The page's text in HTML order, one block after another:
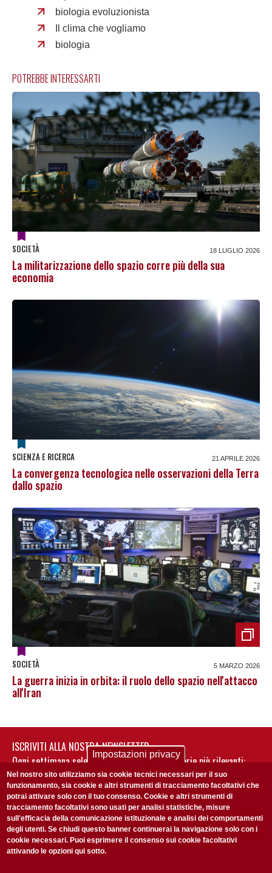
biologia evoluzionista
Il clima che vogliamo
biologia
POTREBBE INTERESSARTI
SOCIETÀ 18 LUGLIO 2026
La militarizzazione dello spazio corre più della sua
economia
SCIENZA E RICERCA 21 APRILE 2026
La convergenza tecnologica nelle osservazioni della Terra
dallo spazio
SOCIETÀ 5 MARZO 2026
La guerra inizia in orbita: il ruolo dello spazio nell'attacco
all'Iran
ISCRIVITI ALLA NOSTRA NEWSLETTER
Ogni settimana selezioniamo per te nostre storie più rilevanti:
non perderti gli aggiornamenti della nostra newsletter
Accetto laPrivacy Policy
Impostazioni privacy
Nel nostro sito utilizziamo sia cookie tecnici necessari per il suo
funzionamento, sia cookie e altri strumenti di tracciamento facoltativi che
potrai attivare solo con il tuo consenso. Cookie e altri strumenti di
tracciamento facoltativi sono usati per analisi statistiche, misure
sull'efficacia della comunicazione istituzionale e analisi dei comportamenti
degli utenti. Se chiudi questo banner continuerai la navigazione solo con i
cookie necessari. Puoi esprimere il consenso sui cookie facoltativi
attivando le opzioni qui sotto.